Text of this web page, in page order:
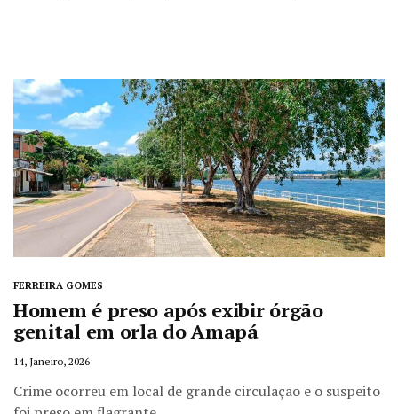
FERREIRA GOMES
Homem é preso após exibir órgão
genital em orla do Amapá
14, Janeiro, 2026
Crime ocorreu em local de grande circulação e o suspeito